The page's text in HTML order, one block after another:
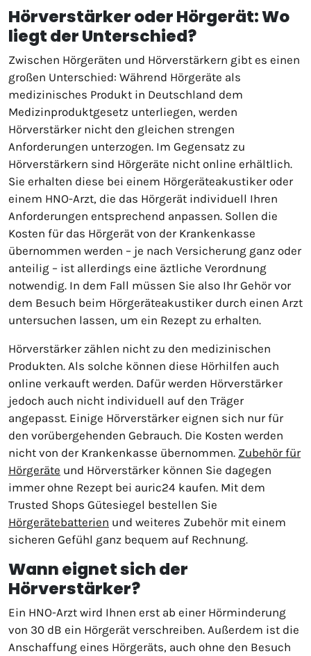
Hörverstärker oder Hörgerät: Wo
liegt der Unterschied?
Zwischen Hörgeräten und Hörverstärkern gibt es einen
großen Unterschied: Während Hörgeräte als
medizinisches Produkt in Deutschland dem
Medizinproduktgesetz unterliegen, werden
Hörverstärker nicht den gleichen strengen
Anforderungen unterzogen. Im Gegensatz zu
Hörverstärkern sind Hörgeräte nicht online erhältlich.
Sie erhalten diese bei einem Hörgeräteakustiker oder
einem HNO-Arzt, die das Hörgerät individuell Ihren
Anforderungen entsprechend anpassen. Sollen die
Kosten für das Hörgerät von der Krankenkasse
übernommen werden – je nach Versicherung ganz oder
anteilig – ist allerdings eine äztliche Verordnung
notwendig. In dem Fall müssen Sie also Ihr Gehör vor
dem Besuch beim Hörgeräteakustiker durch einen Arzt
untersuchen lassen, um ein Rezept zu erhalten.
Hörverstärker zählen nicht zu den medizinischen
Produkten. Als solche können diese Hörhilfen auch
online verkauft werden. Dafür werden Hörverstärker
jedoch auch nicht individuell auf den Träger
angepasst. Einige Hörverstärker eignen sich nur für
den vorübergehenden Gebrauch. Die Kosten werden
nicht von der Krankenkasse übernommen. Zubehör für
Hörgeräte und Hörverstärker können Sie dagegen
immer ohne Rezept bei auric24 kaufen. Mit dem
Trusted Shops Gütesiegel bestellen Sie
Hörgerätebatterien und weiteres Zubehör mit einem
sicheren Gefühl ganz bequem auf Rechnung.
Wann eignet sich der
Hörverstärker?
Ein HNO-Arzt wird Ihnen erst ab einer Hörminderung
von 30 dB ein Hörgerät verschreiben. Außerdem ist die
Anschaffung eines Hörgeräts, auch ohne den Besuch